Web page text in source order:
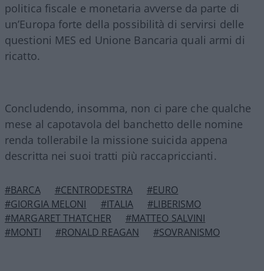
politica fiscale e monetaria avverse da parte di
un’Europa forte della possibilità di servirsi delle
questioni MES ed Unione Bancaria quali armi di
ricatto.
Concludendo, insomma, non ci pare che qualche
mese al capotavola del banchetto delle nomine
renda tollerabile la missione suicida appena
descritta nei suoi tratti più raccapriccianti.
#BARCA #CENTRODESTRA
#EURO
#GIORGIA MELONI
#ITALIA
#LIBERISMO
#MARGARET THATCHER
#MATTEO SALVINI
#MONTI
#RONALD REAGAN #SOVRANISMO